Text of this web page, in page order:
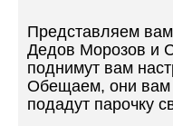
С
Т
О
Л
О
Представляем
Дедов Морозов и
поднимут вам
Обещаем, они вам
подадут парочку